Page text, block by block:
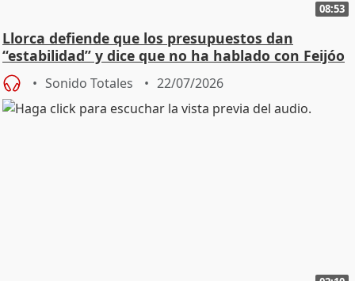
08:53
Llorca defiende que los presupuestos dan
“estabilidad” y dice que no ha hablado con Feijóo
Sonido Totales 22/07/2026